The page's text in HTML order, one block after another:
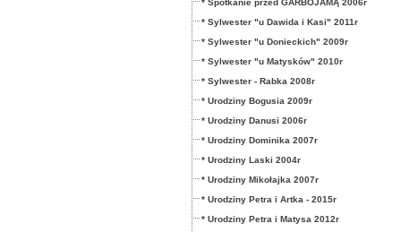
* Sylwester "u Dawida i Kasi" 2011r
* Sylwester "u Donieckich" 2009r
* Sylwester "u Matysków" 2010r
* Sylwester - Rabka 2008r
* Urodziny Bogusia 2009r
* Urodziny Danusi 2006r
* Urodziny Dominika 2007r
* Urodziny Laski 2004r
* Urodziny Mikołajka 2007r
* Urodziny Petra i Artka - 2015r
* Urodziny Petra i Matysa 2012r